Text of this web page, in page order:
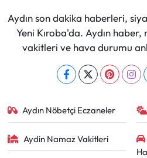
Aydın son dakika haberleri,
Yeni Kıroba'da. Aydın
vakitleri ve hava durumu
Aydın Nöbetçi Eczaneler
Aydin Namaz Vakitleri